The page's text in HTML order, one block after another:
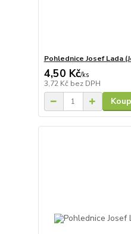
Pohlednice Josef Lada
4,50 Kč/ks
3,72 Kč bez DPH